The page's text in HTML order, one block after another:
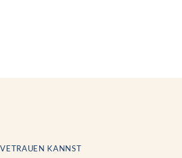
KANNST